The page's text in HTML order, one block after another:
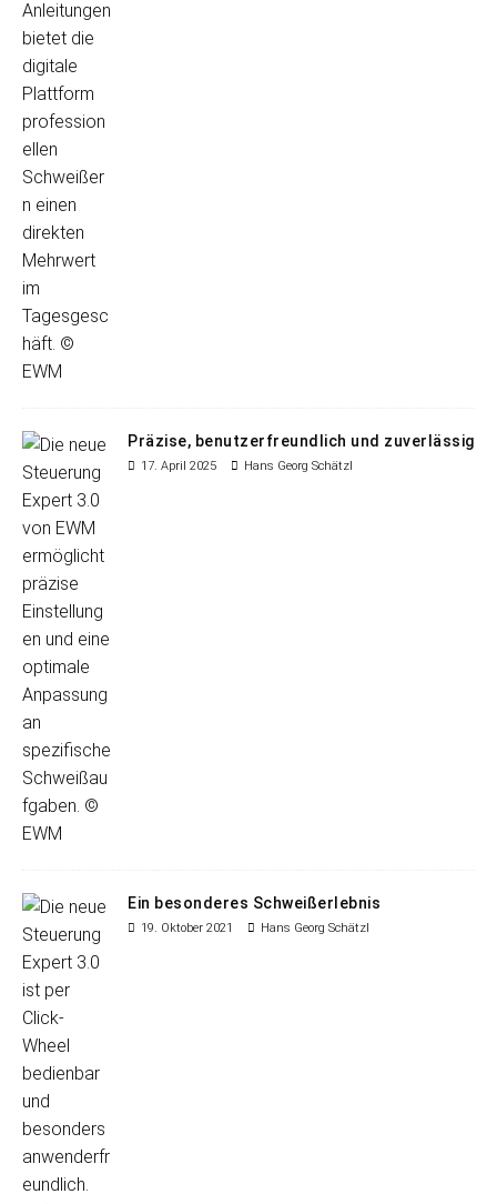
Präzise, benutzerfreundlich und zuverlässig
17. April 2025 Hans Georg Schätzl
Ein besonderes Schweißerlebnis
19. Oktober 2021 Hans Georg Schätzl